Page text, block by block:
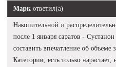
Марк ответил(а)
Накопительной и
после 1 января саратов -
составить впечатление об
Категории, есть только